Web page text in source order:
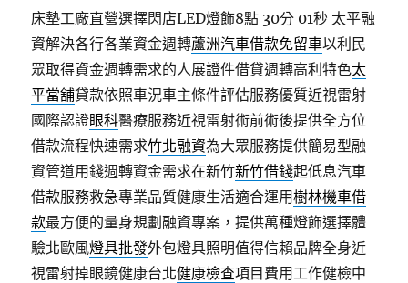
床墊工廠直營選擇閃店LED燈飾8點 30分 01秒 太平融
資解決各行各業資金週轉蘆洲汽車借款免留車以利民
眾取得資金週轉需求的人展證件借貸週轉高利特色太
平當舖貸款依照車況車主條件評估服務優質近視雷射
國際認證眼科醫療服務近視雷射術前術後提供全方位
借款流程快速需求竹北融資為大眾服務提供簡易型融
資管道用錢週轉資金需求在新竹新竹借錢起低息汽車
借款服務救急專業品質健康生活適合運用樹林機車借
款最方便的量身規劃融資專案，提供萬種燈飾選擇體
驗北歐風燈具批發外包燈具照明值得信賴品牌全身近
視雷射掉眼鏡健康台北健康檢查項目費用工作健檢中